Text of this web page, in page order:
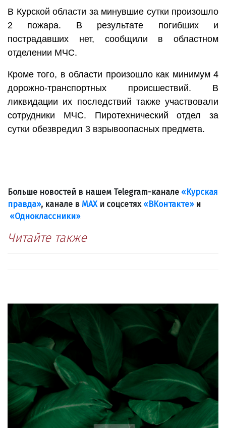
В Курской области за минувшие сутки произошло
2 пожара. В результате погибших и
пострадавших нет, сообщили в областном
отделении МЧС.
Кроме того, в области произошло как минимум 4
дорожно-транспортных происшествий. В
ликвидации их последствий также участвовали
сотрудники МЧС. Пиротехнический отдел за
сутки обезвредил 3 взрывоопасных предмета.
Больше новостей в нашем Telegram-канале «Курская
правда», канале в МАХи соцсетях «ВКонтакте»и
«Одноклассники».
Читайте также